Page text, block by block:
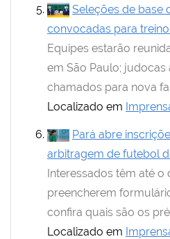
Seleções de base
convocadas para
Equipes estarão
em São Paulo;
chamados para nova
Localizado em
Pará abre
arbitragem de futebol
Interessados têm até o
preencherem
confira quais são os
Localizado em